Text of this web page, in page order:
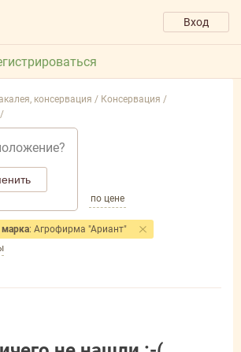
Вход
консервация / Консервация /
по цене
марка: Агрофирма "Ариант"